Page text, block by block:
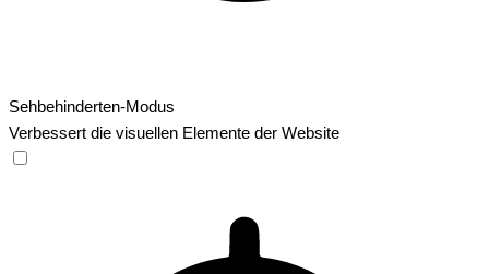
Sehbehinderten-Modus
Verbessert die visuellen Elemente der Website